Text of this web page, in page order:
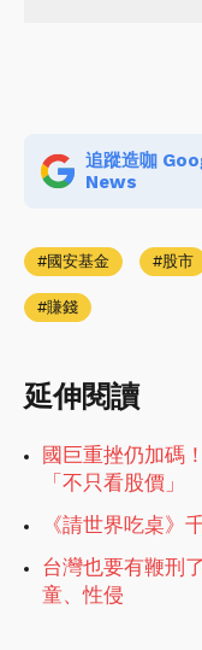
追蹤造咖
News
國安基金 股市
賺錢
延伸閱讀
國巨重挫仍加碼
「不只看股價」
《請世界吃桌》
台灣也要有鞭刑
童、性侵